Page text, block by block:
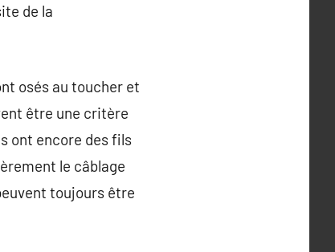
de la
osés au toucher et
être une critère
ont encore des fils
le câblage
toujours être